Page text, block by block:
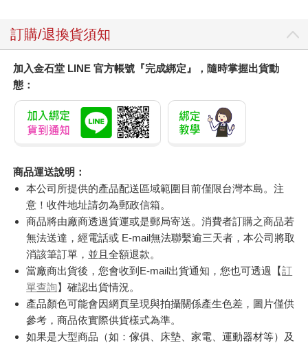
訂購/退換貨須知
加入金石堂 LINE 官方帳號『完成綁定』，隨時掌握出貨動
態：
商品運送說明：
本公司所提供的產品配送區域範圍目前僅限台灣本島。注
意！收件地址請勿為郵政信箱。
商品將由廠商透過貨運或是郵局寄送。消費者訂購之商品若
無法送達，經電話或 E-mail無法聯繫逾三天者，本公司將取
消該筆訂單，並且全額退款。
當廠商出貨後，您會收到E-mail出貨通知，您也可透過【訂
單查詢】確認出貨情況。
產品顏色可能會因網頁呈現與拍攝關係產生色差，圖片僅供
參考，商品依實際供貨樣式為準。
如果是大型商品（如：傢俱、床墊、家電、運動器材等）及